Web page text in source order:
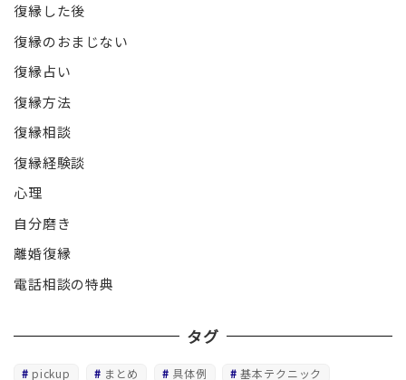
復縁した後
復縁のおまじない
復縁占い
復縁方法
復縁相談
復縁経験談
心理
自分磨き
離婚復縁
電話相談の特典
タグ
pickup まとめ 具体例 基本テクニック